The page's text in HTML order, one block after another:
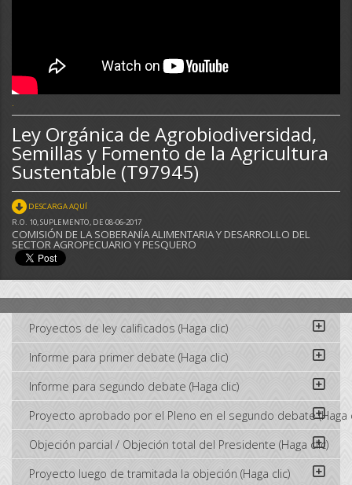
Ley Orgánica de Agrobiodiversidad,
Semillas y Fomento de la Agricultura
Sustentable (T97945)
DESCARGA AQUÍ
R.O. 10, SUPLEMENTO, DE 08-06-2017
COMISIÓN DE LA SOBERANÍA ALIMENTARIA Y DESARROLLO DEL
SECTOR AGROPECUARIO Y PESQUERO
Proyectos de ley calificados (Haga clic)
Informe para primer debate (Haga clic)
Informe para segundo debate (Haga clic)
Proyecto aprobado por el Pleno en el segundo debate (Haga
Objeción parcial / Objeción total del Presidente (Haga clic)
Proyecto luego de tramitada la objeción (Haga clic)